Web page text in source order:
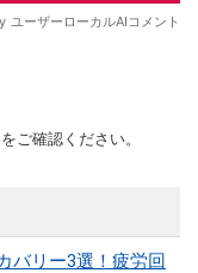
ご確認ください。
バリー3選！疲労回